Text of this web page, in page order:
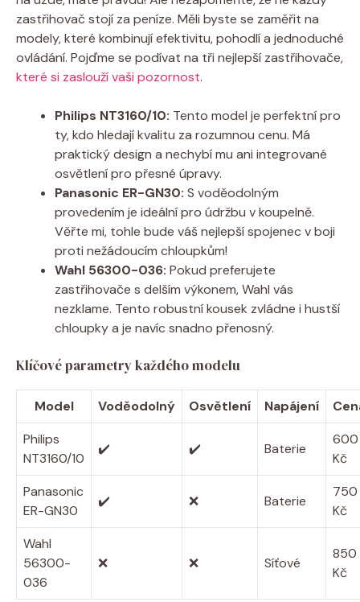
zastřihovač stojí za peníze. Měli byste se zaměřit na
modely, které kombinují efektivitu, pohodlí a jednoduché
ovládání. Pojďme se podívat na tři nejlepší zastřihovače,
které si zaslouží vaši pozornost.
Philips NT3160/10: Tento model je perfektní pro
ty, kdo hledají kvalitu za rozumnou cenu. Má
praktický design a nechybí mu ani integrované
osvětlení pro přesné úpravy.
Panasonic ER-GN30: S voděodolným
provedením je ideální pro údržbu v koupelně.
Věřte mi, tohle bude váš nejlepší spojenec v boji
proti nežádoucím chloupkům!
Wahl 56300-036: Pokud preferujete
zastřihovače s delším výkonem, Wahl vás
nezklame. Tento robustní kousek zvládne i hustší
chloupky a je navíc snadno přenosný.
Klíčové parametry každého modelu
Model Voděodolný Osvětlení Napájení
Philips
NT3160/10
✔️ ✔️ Baterie
600
Kč
Panasonic
ER-GN30
✔️ ❌ Baterie
750
Kč
Wahl
56300-
036
❌ ❌ Síťové
850
Kč